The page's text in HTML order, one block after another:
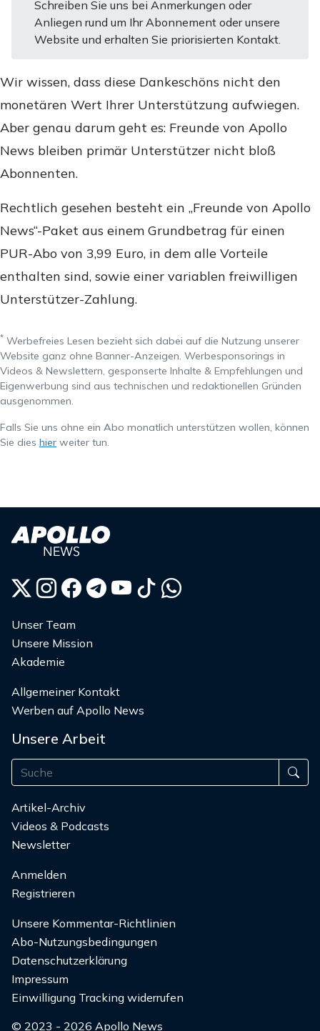
Schreiben Sie uns bei Anmerkungen oder
Anliegen rund um Ihr Abonnement oder unsere
Website und erhalten Sie priorisierten Kontakt.
Wir wissen, dass diese Dankeschöns nicht den
monetären Wert Ihrer Unterstützung aufwiegen.
Aber genau darum geht es: Freunde von Apollo
News bleiben primär Unterstützer nicht bloß
Abonnenten.
Rechtlich gesehen besteht ein „Freunde von Apollo
News“-Paket aus einem Grundbetrag für einen
PUR-Abo von 3,99 Euro, in dem alle Vorteile
enthalten sind, sowie einer variablen freiwilligen
Unterstützer-Zahlung.
* Werbefreies Lesen bezieht sich dabei auf die Nutzung unserer
Website ganz ohne Banner-Anzeigen. Werbesponsorings in
Videos & Newslettern, gesponserte Inhalte & Empfehlungen und
Eigenwerbung sind aus technischen und redaktionellen Gründen
ausgenommen.
Falls Sie uns ohne ein Abo monatlich unterstützen wollen, können
Sie dies hier weiter tun.
Unser Team
Unsere Mission
Akademie
Allgemeiner Kontakt
Werben auf Apollo News
Unsere Arbeit
Artikel-Archiv
Videos & Podcasts
Newsletter
Anmelden
Registrieren
Unsere Kommentar-Richtlinien
Abo-Nutzungsbedingungen
Datenschutzerklärung
Impressum
Einwilligung Tracking widerrufen
© 2023 - 2026 Apollo News